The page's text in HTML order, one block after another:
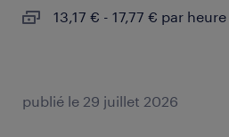
13,17 € - 17,77 € par heure
publié le 29 juillet 2026